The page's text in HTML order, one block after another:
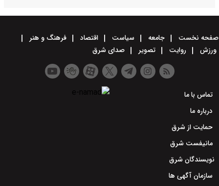
صفحه نخست جامعه سیاست اقتصاد
فرهنگ و هنر
ورزش
روایت تصویر صدای شرق
تماس با ما
درباره ما
حمایت از شرق
مانیفست شرق
نویسندگان شرق
سازمان آگهی ها